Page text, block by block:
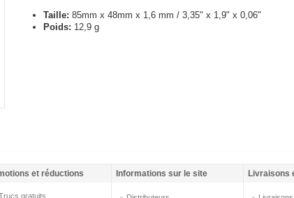
Taille: 85mm x 48mm x 1,6 mm / 3,35" x 1,9" x 0,06"
Poids: 12,9 g
et réductions Informations sur le site Livraisons
gratuits